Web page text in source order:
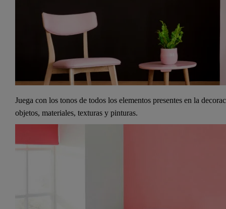
Juega con los tonos de todos los elementos presentes en la
objetos, materiales, texturas y pinturas.